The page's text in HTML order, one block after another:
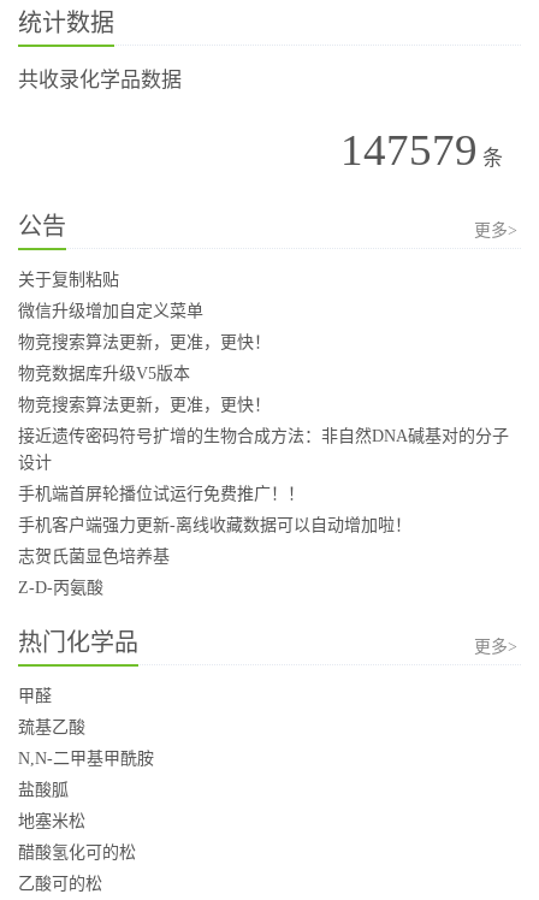
统计数据
共收录化学品数据
147579 条
公告 更多>
关于复制粘贴
微信升级增加自定义菜单
物竞搜索算法更新，更准，更快！
物竞数据库升级V5版本
物竞搜索算法更新，更准，更快！
接近遗传密码符号扩增的生物合成方法：非自然DNA碱基对的分子
设计
手机端首屏轮播位试运行免费推广！！
手机客户端强力更新-离线收藏数据可以自动增加啦！
志贺氏菌显色培养基
Z-D-丙氨酸
热门化学品 更多>
甲醛
巯基乙酸
N,N-二甲基甲酰胺
盐酸胍
地塞米松
醋酸氢化可的松
乙酸可的松